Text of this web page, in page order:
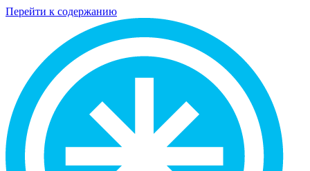
Перейти к содержанию